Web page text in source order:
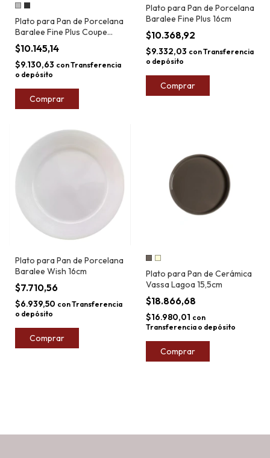
Plato para Pan de Porcelana
Baralee Fine Plus Coupe
16cm
$10.145,14
$9.130,63 conTransferencia
o depósito
Comprar
Plato para Pan de Porcelana
Baralee Fine Plus 16cm
$10.368,92
$9.332,03 conTransferencia
o depósito
Comprar
Plato para Pan de Porcelana
Baralee Wish 16cm
$7.710,56
$6.939,50 conTransferencia
o depósito
Comprar
Plato para Pan de Cerámica
Vassa Lagoa 15,5cm
$18.866,68
$16.980,01 con
Transferencia o depósito
Comprar